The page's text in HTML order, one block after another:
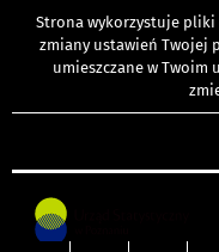
Strona wykorzystuje pliki
zmiany ustawień Twojej
umieszczane w Twoim